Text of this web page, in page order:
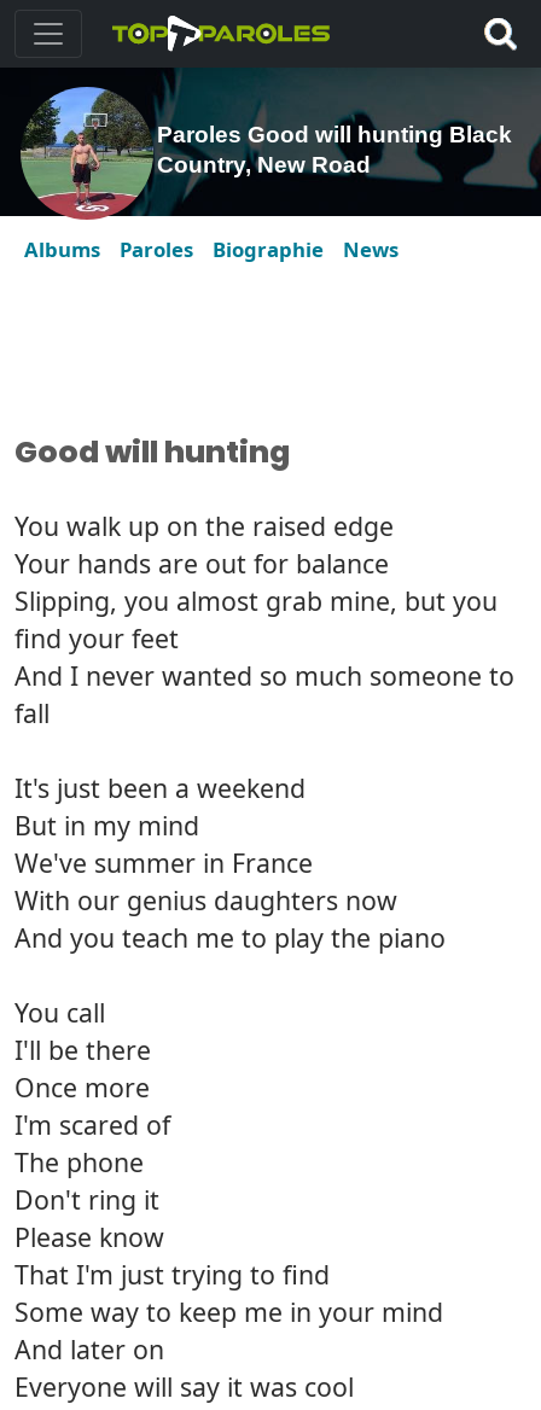
Paroles Good will hunting Black
Country, New Road
Albums Paroles Biographie News
Good will hunting
You walk up on the raised edge
Your hands are out for balance
Slipping, you almost grab mine, but you
find your feet
And I never wanted so much someone to
fall
It's just been a weekend
But in my mind
We've summer in France
With our genius daughters now
And you teach me to play the piano
You call
I'll be there
Once more
I'm scared of
The phone
Don't ring it
Please know
That I'm just trying to find
Some way to keep me in your mind
And later on
Everyone will say it was cool